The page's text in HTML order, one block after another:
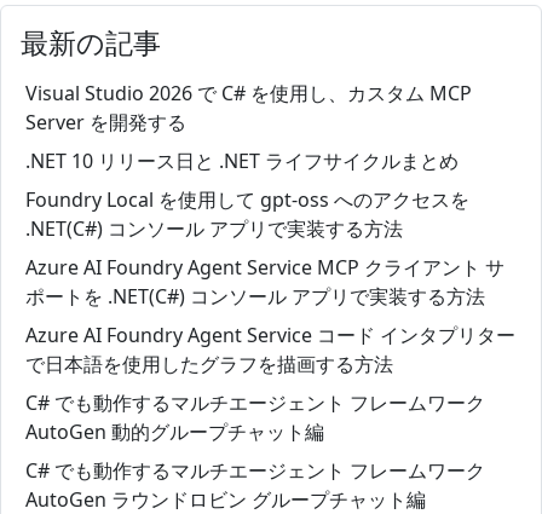
最新の記事
Visual Studio 2026 で C# を使用し、カスタム MCP
Server を開発する
.NET 10 リリース日と .NET ライフサイクルまとめ
Foundry Local を使用して gpt-oss へのアクセスを
.NET(C#) コンソール アプリで実装する方法
Azure AI Foundry Agent Service MCP クライアント サ
ポートを .NET(C#) コンソール アプリで実装する方法
Azure AI Foundry Agent Service コード インタプリター
で日本語を使用したグラフを描画する方法
C# でも動作するマルチエージェント フレームワーク
AutoGen 動的グループチャット編
C# でも動作するマルチエージェント フレームワーク
AutoGen ラウンドロビン グループチャット編